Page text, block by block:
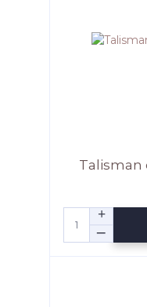
Talisman